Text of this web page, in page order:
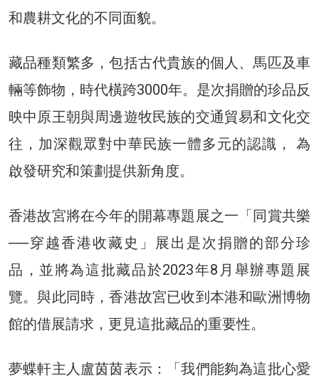
和農耕文化的不同面貌。
藏品種類繁多，包括古代貴族的個人、馬匹及車
輛等飾物，時代橫跨3000年。是次捐贈的珍品反
映中原王朝與周邊遊牧民族的交通貿易和文化交
往，加深觀眾對中華民族一體多元的認識， 為
啟發研究和策劃提供新角度。
香港故宮將在今年的開幕專題展之一「同賞共樂
──穿越香港收藏史」展出是次捐贈的部分珍
品，並將為這批藏品於2023年8月舉辦專題展
覽。與此同時，香港故宮已收到本港和歐洲博物
館的借展請求，更見這批藏品的重要性。
夢蝶軒主人盧茵茵表示：「我們能夠為這批心愛